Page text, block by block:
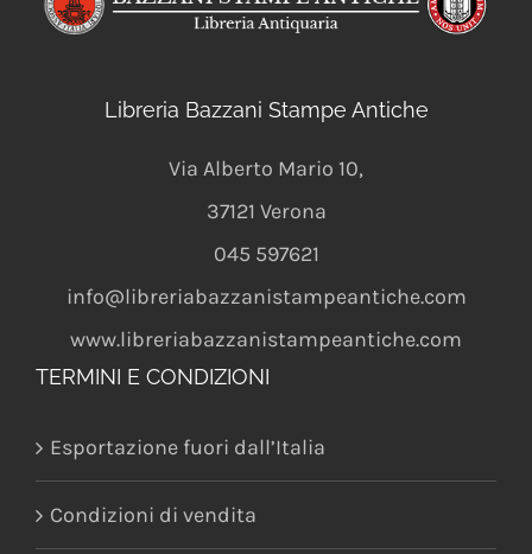
Libreria Bazzani Stampe Antiche
Via Alberto Mario 10,
37121 Verona
045 597621
info@libreriabazzanistampeantiche.com
www.libreriabazzanistampeantiche.com
TERMINI E CONDIZIONI
Esportazione fuori dall’Italia
Condizioni di vendita